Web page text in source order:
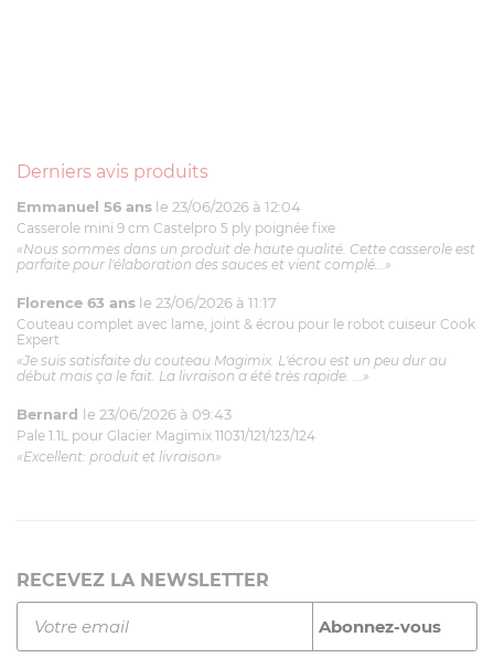
Derniers avis produits
Emmanuel 56 ans le 23/06/2026 à 12:04
Casserole mini 9 cm Castelpro 5 ply poignée fixe
«Nous sommes dans un produit de haute qualité. Cette casserole est
parfaite pour l'élaboration des sauces et vient complé...»
Florence 63 ans le 23/06/2026 à 11:17
Couteau complet avec lame, joint & écrou pour le robot cuiseur Cook
Expert
«Je suis satisfaite du couteau Magimix. L'écrou est un peu dur au
début mais ça le fait. La livraison a été très rapide. ...»
Bernard le 23/06/2026 à 09:43
Pale 1.1L pour Glacier Magimix 11031/121/123/124
«Excellent: produit et livraison»
RECEVEZ LA NEWSLETTER